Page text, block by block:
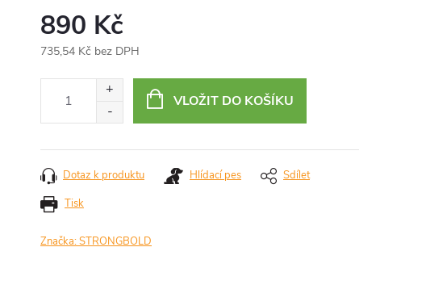
890 Kč
735,54 Kč bez DPH
VLOŽIT DO KOŠÍKU
Tisk
Dotaz k produktu Hlídací pes Sdílet
Značka:STRONGBOLD